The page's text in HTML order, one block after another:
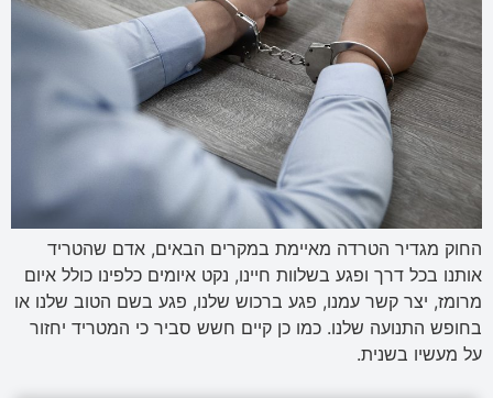
החוק מגדיר הטרדה מאיימת במקרים הבאים, אדם שהטריד
אותנו בכל דרך ופגע בשלוות חיינו, נקט איומים כלפינו כולל איום
מרומז, יצר קשר עמנו, פגע ברכוש שלנו, פגע בשם הטוב שלנו או
בחופש התנועה שלנו. כמו כן קיים חשש סביר כי המטריד יחזור
על מעשיו בשנית.